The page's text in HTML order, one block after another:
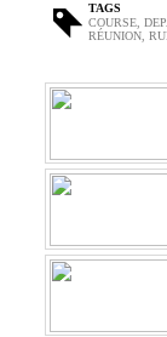
TAGS
COURSE
RÉUNION